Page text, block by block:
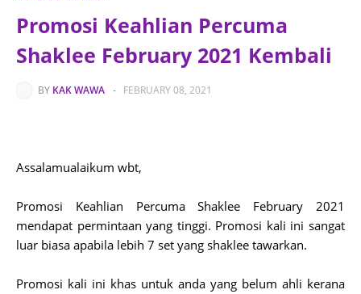
Promosi Keahlian Percuma
Shaklee February 2021 Kembali
BY KAK WAWA - FEBRUARY 08, 2021
Assalamualaikum wbt,
Promosi Keahlian Percuma Shaklee February 2021
mendapat permintaan yang tinggi. Promosi kali ini sangat
luar biasa apabila lebih 7 set yang shaklee tawarkan.
Promosi kali ini khas untuk anda yang belum ahli kerana